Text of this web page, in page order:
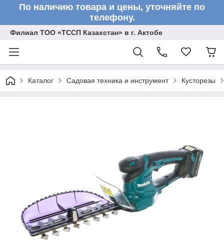
По наличию товара и цены, уточняйте по
телефону.
Филиал ТОО «ТССП Казахстан» в г. Актобе
Каталог Садовая техника и инструмент Кусторезы